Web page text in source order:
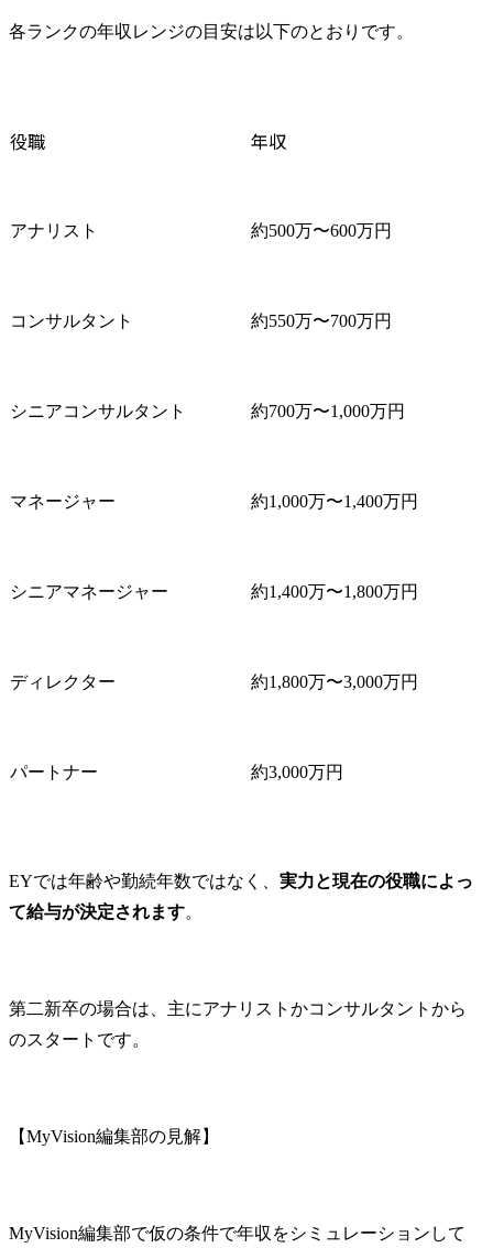
各ランクの年収レンジの目安は以下のとおりです。
役職 年収
アナリスト 約500万〜600万円
コンサルタント 約550万〜700万円
シニアコンサルタント 約700万〜1,000万円
マネージャー 約1,000万〜1,400万円
シニアマネージャー 約1,400万〜1,800万円
ディレクター 約1,800万〜3,000万円
パートナー 約3,000万円
EYでは年齢や勤続年数ではなく、 実力と現在の役職によっ
て給与が決定されます。
第二新卒の場合は、主にアナリストかコンサルタントから
のスタートです。
【MyVision編集部の見解】
MyVision編集部で仮の条件で年収をシミュレーションして